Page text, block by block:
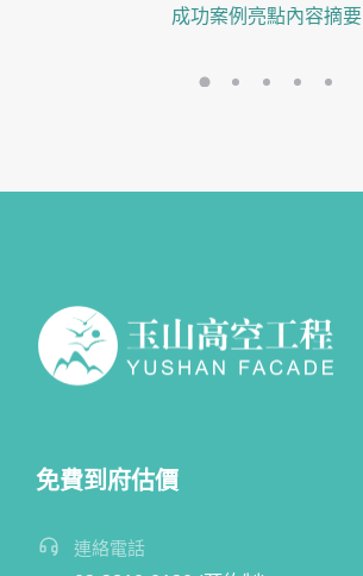
成功案例亮點內容摘要
免費到府估價
連絡電話